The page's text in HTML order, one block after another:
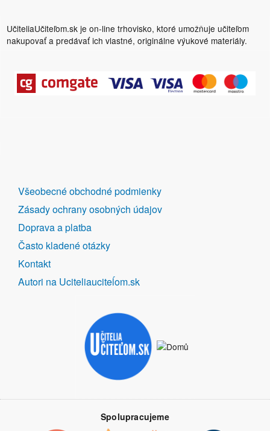
UčiteliaUčiteľom.sk je on-line trhovisko, ktoré umožňuje učiteľom
nakupovať a predávať ich vlastné, originálne výukové materiály.
DALŠÍ
ODKAZY
Všeobecné obchodné podmienky
Zásady ochrany osobných údajov
Doprava a platba
Často kladené otázky
Kontakt
Autori na Uciteliauciteĺom.sk
Spolupracujeme